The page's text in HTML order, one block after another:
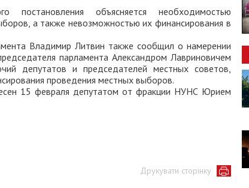
постановления объясняется необходимостью
а также невозможностью их финансирования в
Владимир Литвин также сообщил о намерении
парламента Александром Лавриновичем
депутатов и председателей местных советов,
проведения местных выборов.
15 февраля депутатом от фракции НУНС Юрием
Друкувати сторінку